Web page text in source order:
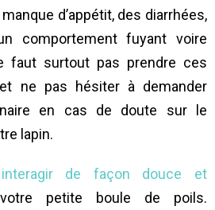
d’appétit, des diarrhées,
comportement fuyant voire
faut surtout pas prendre ces
ne pas hésiter à demander
en cas de doute sur le
lapin.
interagir de façon douce et
petite boule de poils.